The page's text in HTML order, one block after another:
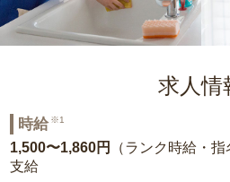
求人情
時給 ※1
1,500〜1,860円
（ランク時給・
支給